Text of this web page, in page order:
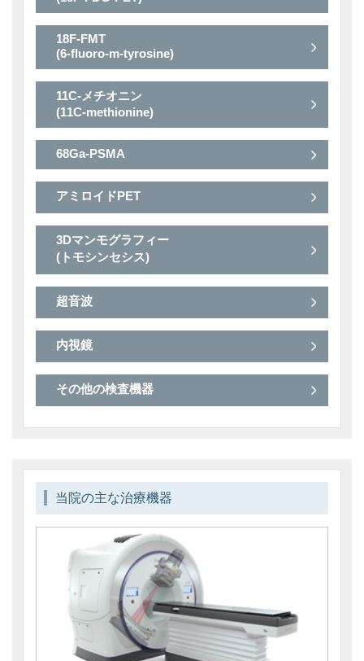
18F-FMT
(6-fluoro-m-tyrosine)
11C-メチオニン
(11C-methionine)
68Ga-PSMA
アミロイドPET
3Dマンモグラフィー
(トモシンセシス)
超音波
内視鏡
その他の検査機器
当院の主な治療機器